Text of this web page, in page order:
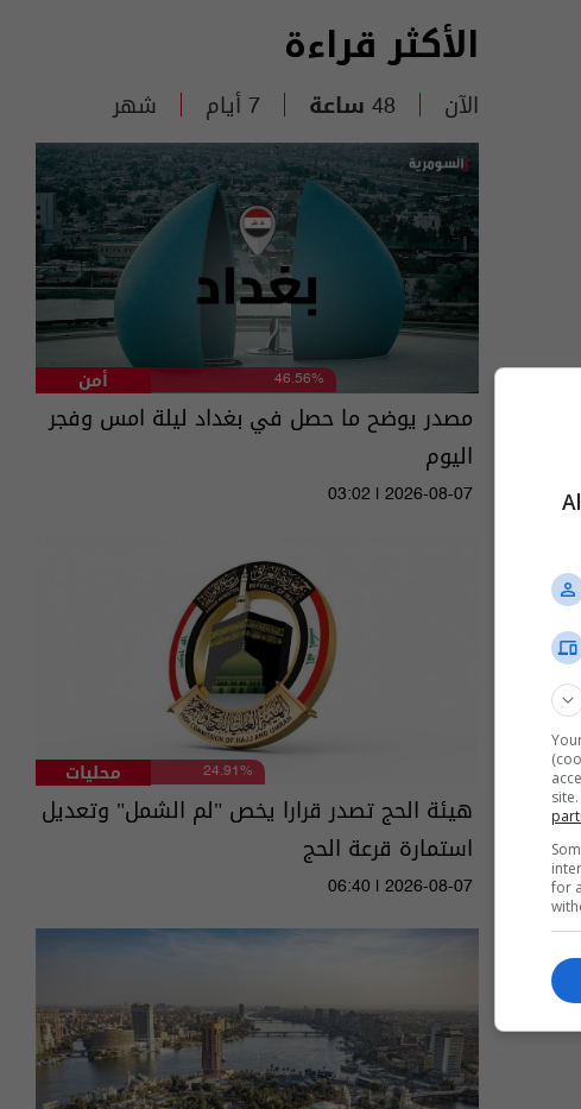
الأكثر قراءة
الآن 48 ساعة 7 أيام شهر
أمن 46.56%
مصدر يوضح ما حصل في بغداد ليلة امس وفجر
اليوم
03:02 | 2026-08-07
محليات 24.91%
هيئة الحج تصدر قرارا يخص "لم الشمل" وتعديل
استمارة قرعة الحج
06:40 | 2026-08-07
for